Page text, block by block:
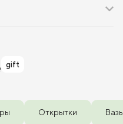
gift
Открытки